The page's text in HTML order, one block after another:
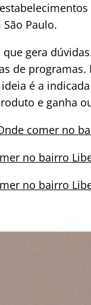
Paulo.
gera
de
é a
e ganha
comer no
no bairro
no bairro